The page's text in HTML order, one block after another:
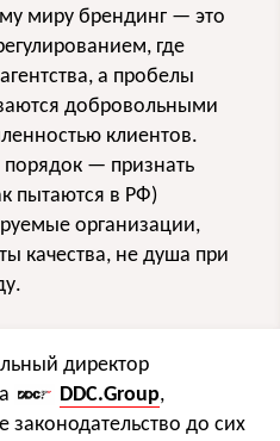
миру брендинг — это
где
а пробелы
добровольными
клиентов.
— признать
пытаются в РФ)
организации,
качества, не душа при
директор
DDC.Group,
законодательство до сих